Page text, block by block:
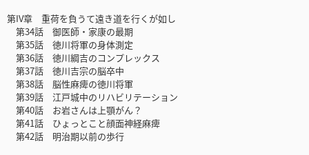
第IV章 重荷を負うて遠き道を行くが如し
第34話 御医師・家康の最期
第35話 徳川将軍の身体測定
第36話 徳川綱吉のコンプレックス
第37話 徳川吉宗の脳卒中
第38話 脳性麻痺の徳川将軍
第39話 江戸城中のリハビリテーション
第40話 お岩さんは上顎がん？
第41話 ひょっとこと顔面神経麻痺
第42話 明治期以前の歩行